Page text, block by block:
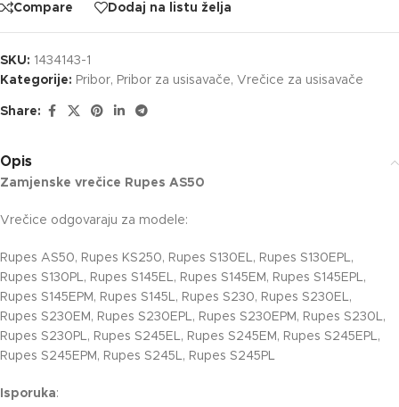
Compare Dodaj na listu želja
SKU: 1434143-1
Kategorije: Pribor, Pribor za usisavače, Vrečice za usisavače
Share:
Opis
Zamjenske vrečice Rupes AS50
Vrečice odgovaraju za modele:
Rupes AS50, Rupes KS250, Rupes S130EL, Rupes S130EPL,
Rupes S130PL, Rupes S145EL, Rupes S145EM, Rupes S145EPL,
Rupes S145EPM, Rupes S145L, Rupes S230, Rupes S230EL,
Rupes S230EM, Rupes S230EPL, Rupes S230EPM, Rupes S230L,
Rupes S230PL, Rupes S245EL, Rupes S245EM, Rupes S245EPL,
Rupes S245EPM, Rupes S245L, Rupes S245PL
Isporuka: